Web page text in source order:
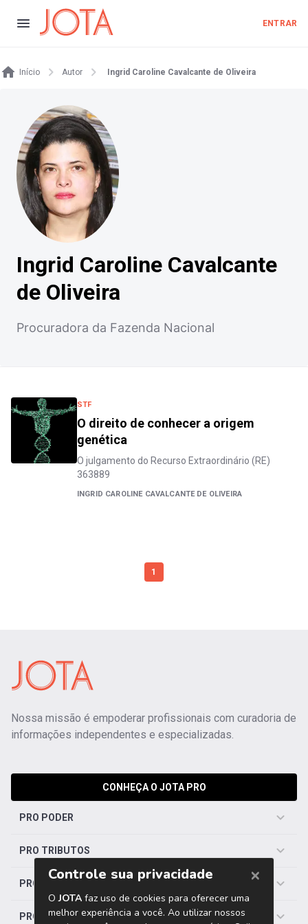
ENTRAR
Início Autor Ingrid Caroline Cavalcante de Oliveira
Ingrid Caroline Cavalcante
de Oliveira
Procuradora da Fazenda Nacional
STF
O direito de conhecer a origem
genética
O julgamento do Recurso Extraordinário (RE)
363889
INGRID CAROLINE CAVALCANTE DE OLIVEIRA
1
Nossa missão é empoderar profissionais com curadoria de
informações independentes e especializadas.
CONHEÇA O JOTA PRO
PRO PODER
PRO TRIBUTOS
PRO TRABALHISTA
PRO SAÚDE